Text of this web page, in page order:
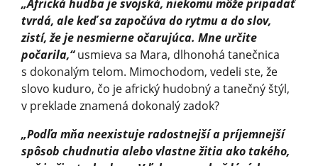
„Africká hudba je svojská, niekomu môže pripadať
tvrdá, ale keď sa započúva do rytmu a do slov,
zistí, že je nesmierne očarujúca. Mne určite
počarila,“usmieva sa Mara, dlhonohá tanečnica
s dokonalým telom. Mimochodom, vedeli ste, že
slovo kuduro, čo je africký hudobný a tanečný štýl,
v preklade znamená dokonalý zadok?
„Podľa mňa neexistuje radostnejší a príjemnejší
spôsob chudnutia alebo vlastne žitia ako takého,